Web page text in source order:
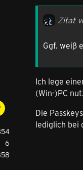
6
Zitat
Ggf. weiß
Ich lege
(Win-)PC
Die
lediglich bei